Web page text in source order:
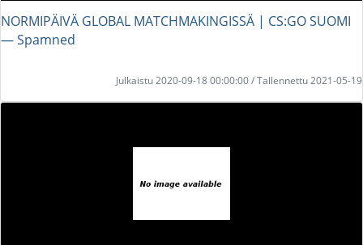
NORMIPÄIVÄ GLOBAL MATCHMAKINGISSÄ | CS:GO SUOMI
― Spamned
Julkaistu 2020-09-18 00:00:00 / Tallennettu 2021-05-19